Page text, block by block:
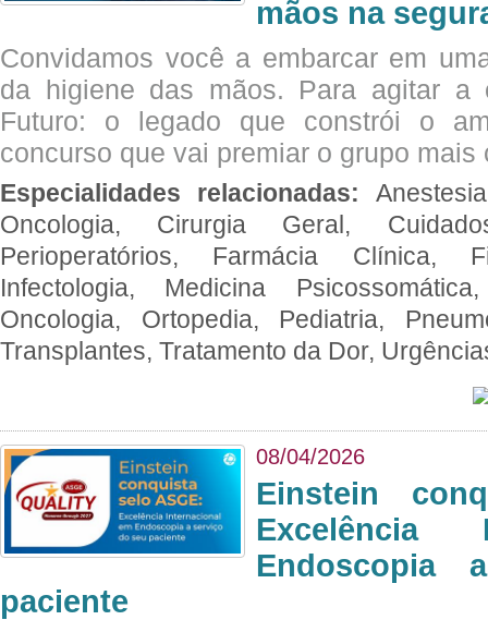
mãos na
Convidamos você a embarcar em
da higiene das mãos. Para agitar a
Futuro: o legado que constrói o
concurso que vai premiar o grupo mais
Especialidades relacionadas:
Oncologia, Cirurgia Geral,
Perioperatórios, Farmácia Clínica,
Infectologia, Medicina
Oncologia, Ortopedia, Pediatria,
Transplantes, Tratamento da Dor,
08/04/2026
Einstein
Excelência
Endoscopia
paciente